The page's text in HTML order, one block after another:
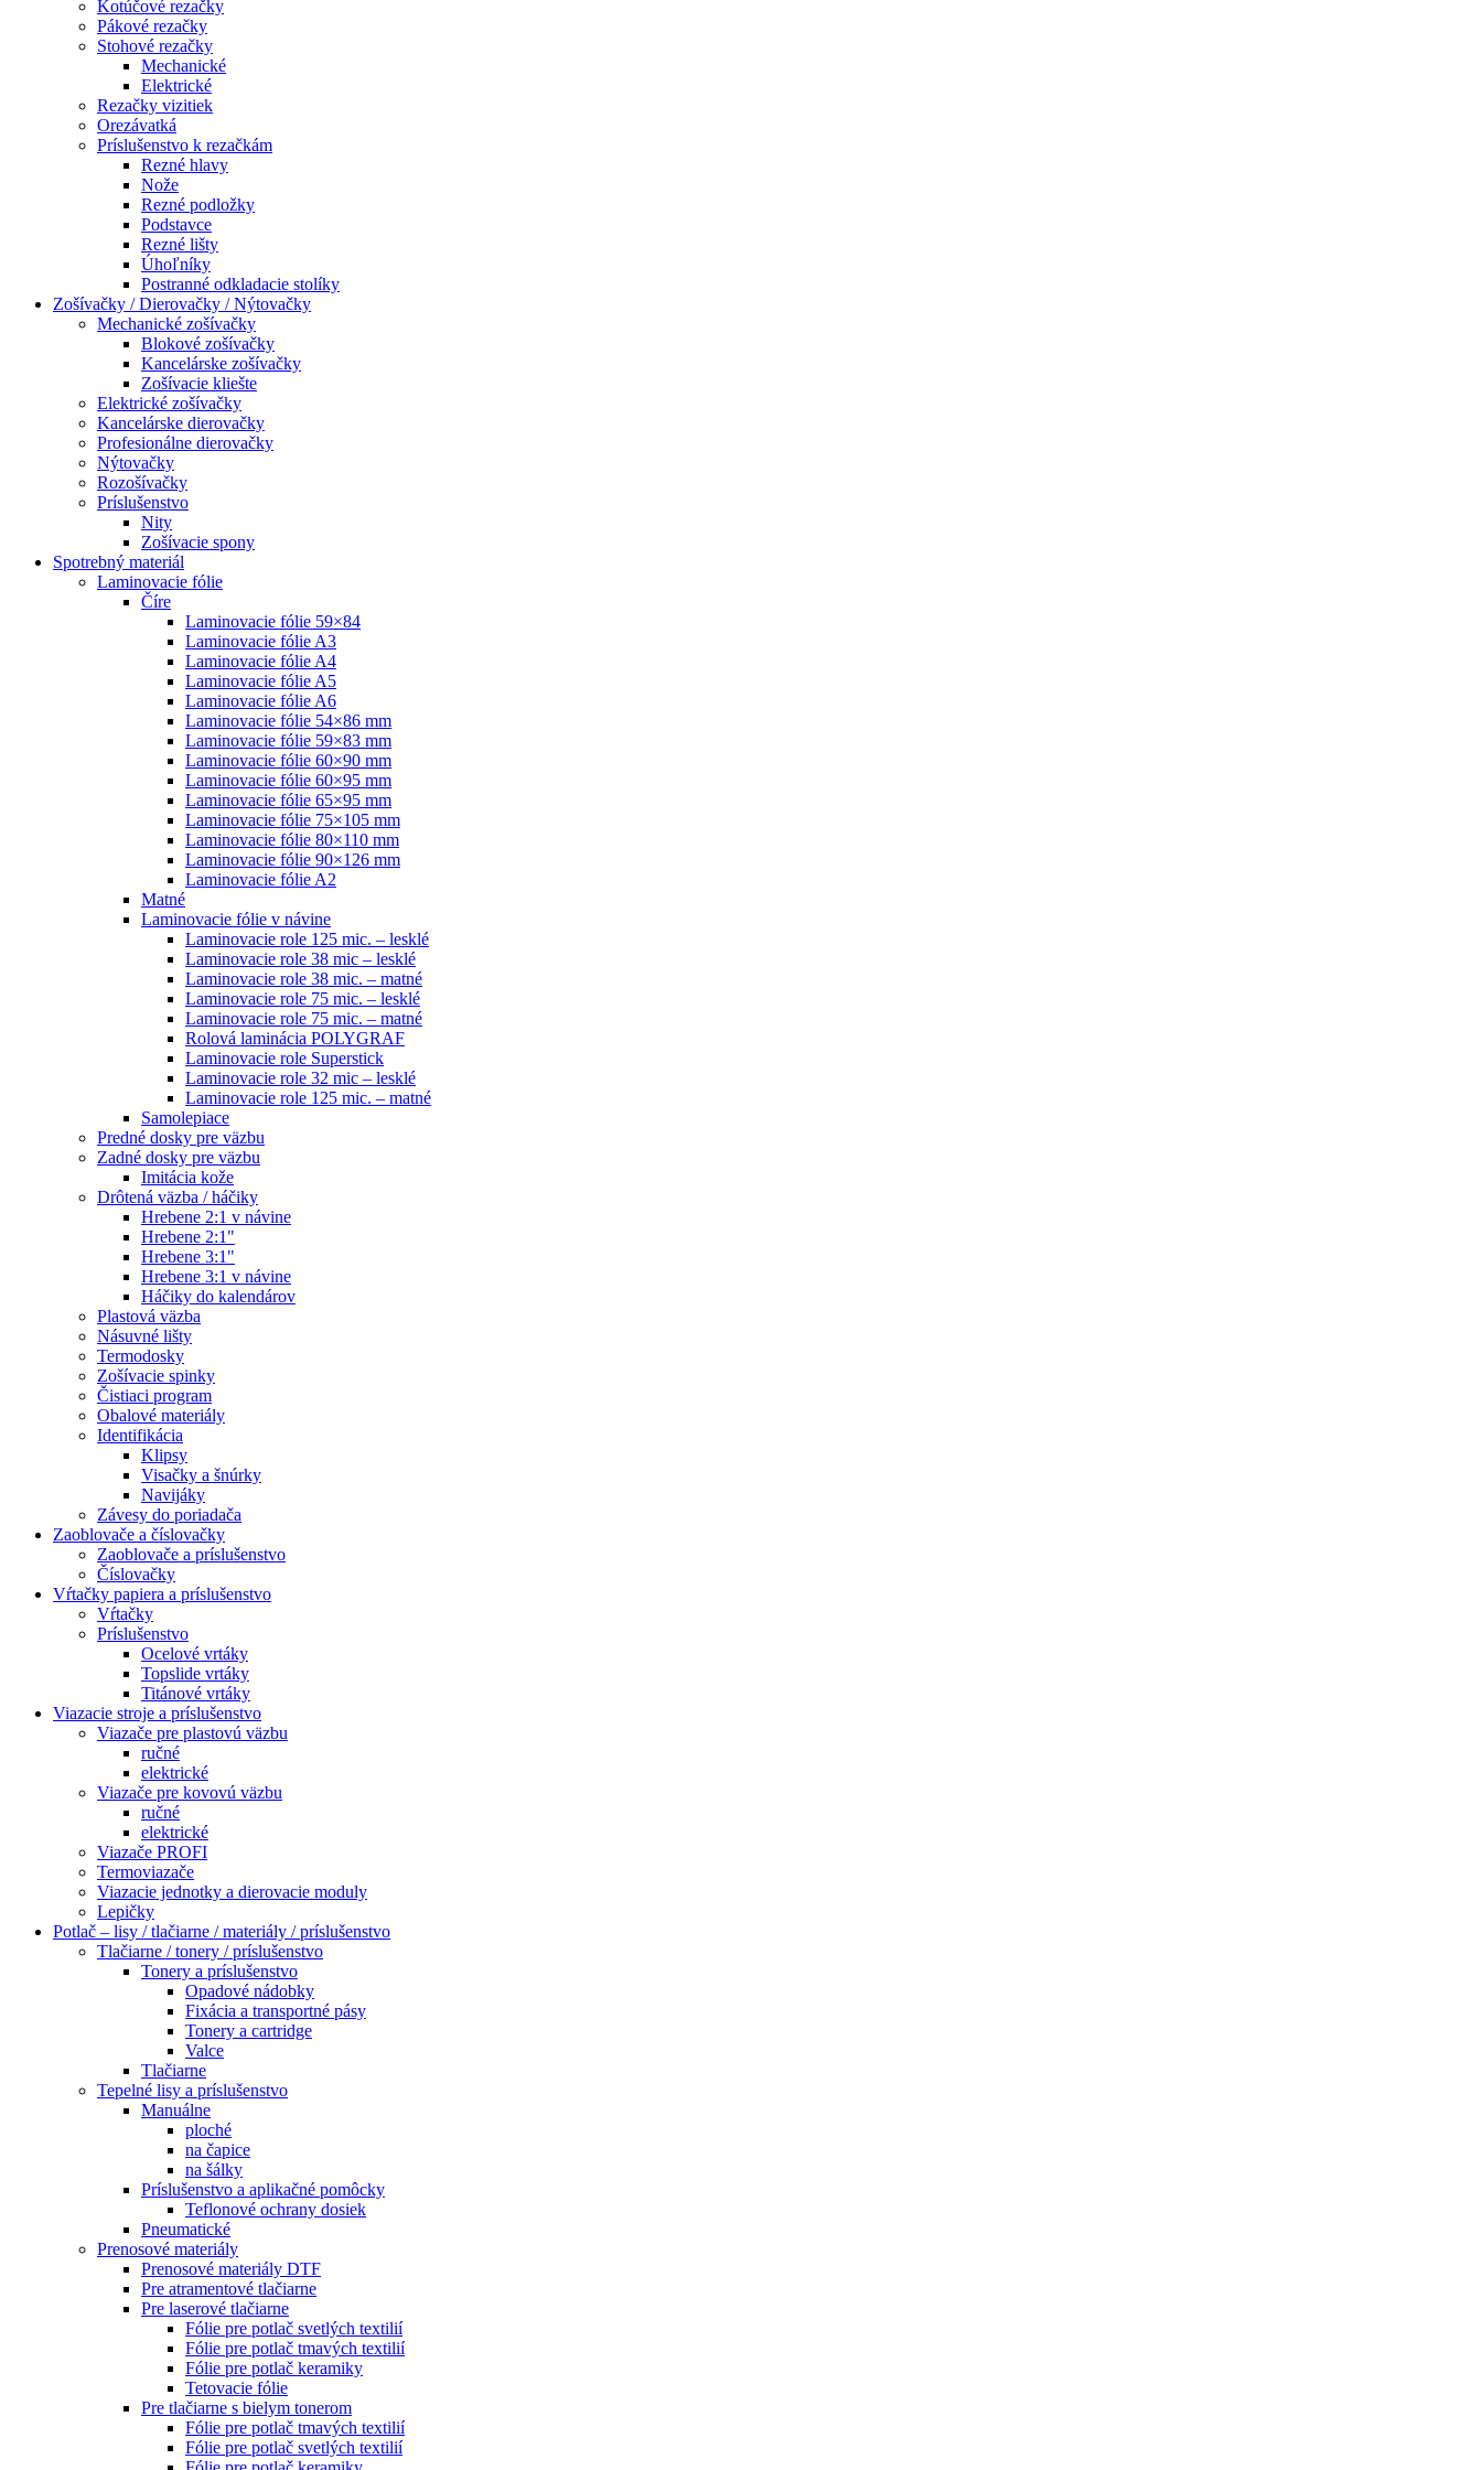
Kotúčové rezačky
Pákové rezačky
Stohové rezačky
Mechanické
Elektrické
Rezačky vizitiek
Orezávatká
Príslušenstvo k rezačkám
Rezné hlavy
Nože
Rezné podložky
Podstavce
Rezné lišty
Úhoľníky
Postranné odkladacie stolíky
Zošívačky / Dierovačky / Nýtovačky
Mechanické zošívačky
Blokové zošívačky
Kancelárske zošívačky
Zošívacie kliešte
Elektrické zošívačky
Kancelárske dierovačky
Profesionálne dierovačky
Nýtovačky
Rozošívačky
Príslušenstvo
Nity
Zošívacie spony
Spotrebný materiál
Laminovacie fólie
Číre
Laminovacie fólie 59×84
Laminovacie fólie A3
Laminovacie fólie A4
Laminovacie fólie A5
Laminovacie fólie A6
Laminovacie fólie 54×86 mm
Laminovacie fólie 59×83 mm
Laminovacie fólie 60×90 mm
Laminovacie fólie 60×95 mm
Laminovacie fólie 65×95 mm
Laminovacie fólie 75×105 mm
Laminovacie fólie 80×110 mm
Laminovacie fólie 90×126 mm
Laminovacie fólie A2
Matné
Laminovacie fólie v návine
Laminovacie role 125 mic. – lesklé
Laminovacie role 38 mic – lesklé
Laminovacie role 38 mic. – matné
Laminovacie role 75 mic. – lesklé
Laminovacie role 75 mic. – matné
Rolová laminácia POLYGRAF
Laminovacie role Superstick
Laminovacie role 32 mic – lesklé
Laminovacie role 125 mic. – matné
Samolepiace
Predné dosky pre väzbu
Zadné dosky pre väzbu
Imitácia kože
Drôtená väzba / háčiky
Hrebene 2:1 v návine
Hrebene 2:1"
Hrebene 3:1"
Hrebene 3:1 v návine
Háčiky do kalendárov
Plastová väzba
Násuvné lišty
Termodosky
Zošívacie spinky
Čistiaci program
Obalové materiály
Identifikácia
Klipsy
Visačky a šnúrky
Navijáky
Závesy do poriadača
Zaoblovače a číslovačky
Zaoblovače a príslušenstvo
Číslovačky
Vŕtačky papiera a príslušenstvo
Vŕtačky
Príslušenstvo
Ocelové vrtáky
Topslide vrtáky
Titánové vrtáky
Viazacie stroje a príslušenstvo
Viazače pre plastovú väzbu
ručné
elektrické
Viazače pre kovovú väzbu
ručné
elektrické
Viazače PROFI
Termoviazače
Viazacie jednotky a dierovacie moduly
Lepičky
Potlač – lisy / tlačiarne / materiály / príslušenstvo
Tlačiarne / tonery / príslušenstvo
Tonery a príslušenstvo
Opadové nádobky
Fixácia a transportné pásy
Tonery a cartridge
Valce
Tlačiarne
Tepelné lisy a príslušenstvo
Manuálne
ploché
na čapice
na šálky
Príslušenstvo a aplikačné pomôcky
Teflonové ochrany dosiek
Pneumatické
Prenosové materiály
Prenosové materiály DTF
Pre atramentové tlačiarne
Pre laserové tlačiarne
Fólie pre potlač svetlých textilií
Fólie pre potlač tmavých textilií
Fólie pre potlač keramiky
Tetovacie fólie
Pre tlačiarne s bielym tonerom
Fólie pre potlač tmavých textilií
Fólie pre potlač svetlých textilií